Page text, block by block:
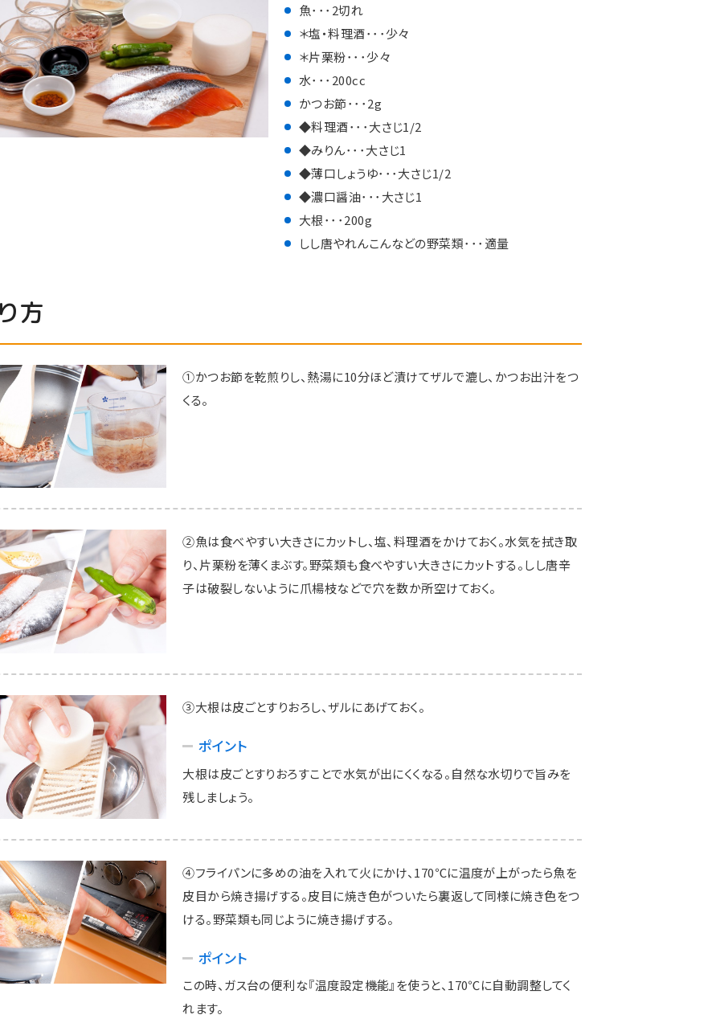
魚･･･2切れ
＊塩・料理酒･･･少々
＊片栗粉･･･少々
水･･･200cc
かつお節･･･2g
◆料理酒･･･大さじ1/2
◆みりん･･･大さじ1
◆薄口しょうゆ･･･大さじ1/2
◆濃口醤油･･･大さじ1
大根･･･200g
しし唐やれんこんなどの野菜類･･･適量
方
①かつお節を乾煎りし、熱湯に10分ほど漬けてザルで漉し、かつお出汁をつ
くる。
②魚は食べやすい大きさにカットし、塩、料理酒をかけておく。水気を拭き取
り、片栗粉を薄くまぶす。野菜類も食べやすい大きさにカットする。しし唐辛
子は破裂しないように爪楊枝などで穴を数か所空けておく。
③大根は皮ごとすりおろし、ザルにあげておく。
ポイント
大根は皮ごとすりおろすことで水気が出にくくなる。自然な水切りで旨みを
残しましょう。
④フライパンに多めの油を入れて火にかけ、170℃に温度が上がったら魚を
皮目から焼き揚げする。皮目に焼き色がついたら裏返して同様に焼き色をつ
ける。野菜類も同じように焼き揚げする。
ポイント
この時、ガス台の便利な『温度設定機能』を使うと、170℃に自動調整してく
れます。